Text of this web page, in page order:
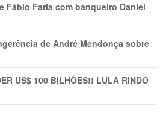
Fábio Faria com banqueiro Daniel
de André Mendonça sobre
US$ 100 BILHÕES!! LULA RINDO